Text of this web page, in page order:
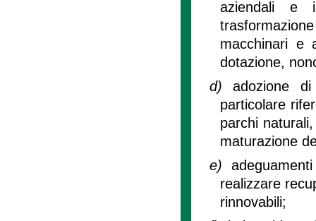
aziendali e
macchinari e
dotazione,
d)adozione
particolare
parchi
maturazione
e)
realizzare
rinnovabili;